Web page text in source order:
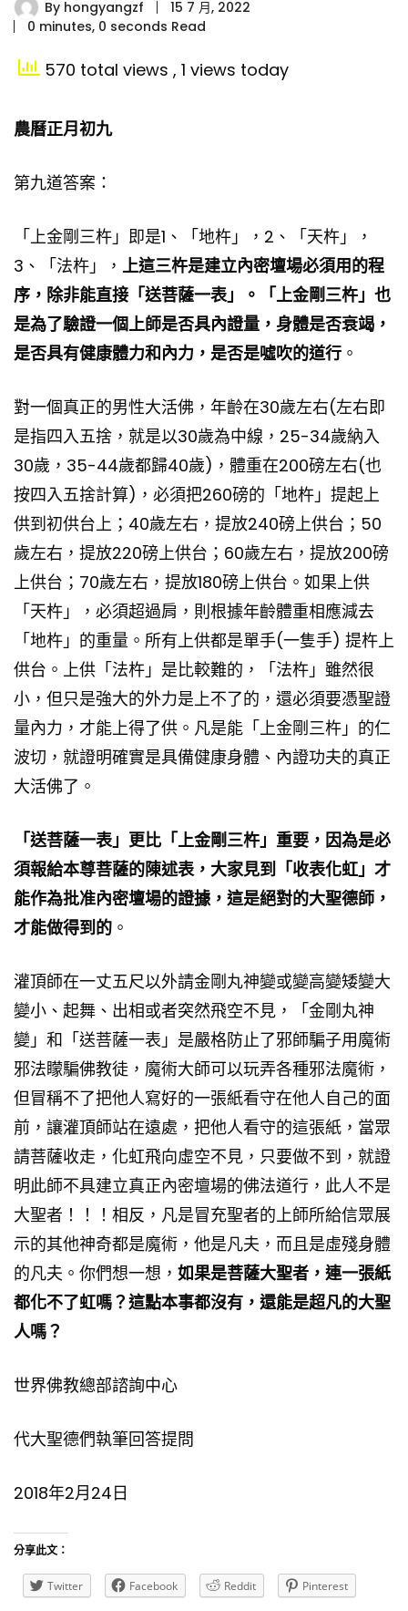
By hongyangzf
15 7 月, 2022
0 minutes, 0 seconds Read
570 total views , 1 views today
農曆正月初九
第九道答案：
「上金剛三杵」即是1、「地杵」，2、「天杵」，
3、「法杵」， 上這三杵是建立內密壇場必須用的程
序，除非能直接「送菩薩一表」。「上金剛三杵」也
是為了驗證一個上師是否具內證量，身體是否衰竭，
是否具有健康體力和內力，是否是噓吹的道行 。
對一個真正的男性大活佛，年齡在30歲左右(左右即
是指四入五捨，就是以30歲為中線，25-34歲納入
30歲，35-44歲都歸40歲)，體重在200磅左右(也
按四入五捨計算)，必須把260磅的「地杵」提起上
供到初供台上；40歲左右，提放240磅上供台；50
歲左右，提放220磅上供台；60歲左右，提放200磅
上供台；70歲左右，提放180磅上供台。如果上供
「天杵」，必須超過肩，則根據年齡體重相應減去
「地杵」的重量。所有上供都是單手(一隻手) 提杵上
供台。上供「法杵」是比較難的，「法杵」雖然很
小，但只是強大的外力是上不了的，還必須要憑聖證
量內力，才能上得了供。凡是能「上金剛三杵」的仁
波切，就證明確實是具備健康身體、內證功夫的真正
大活佛了。
「送菩薩一表」更比「上金剛三杵」重要，因為是必
須報給本尊菩薩的陳述表，大家見到「收表化虹」才
能作為批准內密壇場的證據，這是絕對的大聖德師，
才能做得到的 。
灌頂師在一丈五尺以外請金剛丸神變或變高變矮變大
變小、起舞、出相或者突然飛空不見，「金剛丸神
變」和「送菩薩一表」是嚴格防止了邪師騙子用魔術
邪法矇騙佛教徒，魔術大師可以玩弄各種邪法魔術，
但冒稱不了把他人寫好的一張紙看守在他人自己的面
前，讓灌頂師站在遠處，把他人看守的這張紙，當眾
請菩薩收走，化虹飛向虛空不見，只要做不到，就證
明此師不具建立真正內密壇場的佛法道行，此人不是
大聖者！！！相反，凡是冒充聖者的上師所給信眾展
示的其他神奇都是魔術，他是凡夫，而且是虛殘身體
的凡夫。你們想一想， 如果是菩薩大聖者，連一張紙
都化不了虹嗎？這點本事都沒有，還能是超凡的大聖
人嗎？
世界佛教總部諮詢中心
代大聖德們執筆回答提問
2018年2月24日
分享此文：
Twitter Facebook Reddit Pinterest